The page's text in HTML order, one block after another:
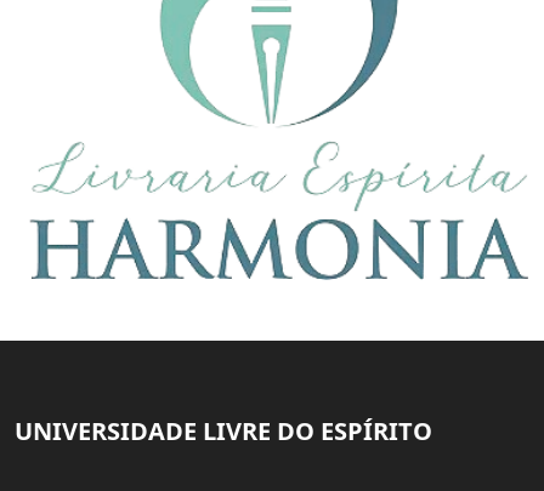
UNIVERSIDADE LIVRE DO ESPÍRITO